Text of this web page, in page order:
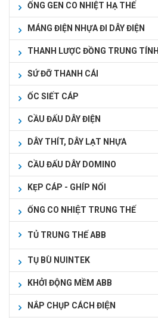
ỐNG GEN CO NHIỆT HẠ THẾ
MÁNG ĐIỆN NHỰA ĐI DÂY ĐIỆN
THANH LƯỢC ĐỒNG TRUNG TÍNH
SỨ ĐỠ THANH CÁI
ỐC SIẾT CÁP
CẦU ĐẤU DÂY ĐIỆN
DÂY THÍT, DÂY LẠT NHỰA
CẦU ĐẤU DÂY DOMINO
KẸP CÁP - GHÍP NỐI
ỐNG CO NHIỆT TRUNG THẾ
TỦ TRUNG THẾ ABB
TỤ BÙ NUINTEK
KHỞI ĐỘNG MỀM ABB
NẮP CHỤP CÁCH ĐIỆN